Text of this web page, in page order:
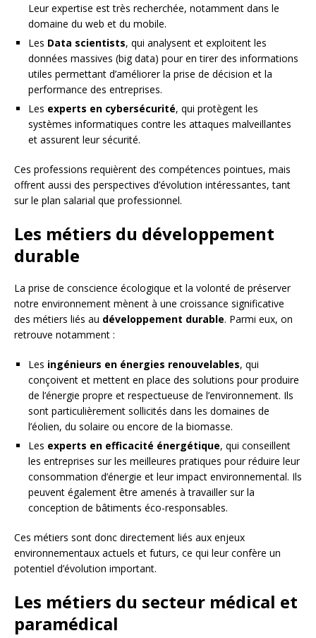
Leur expertise est très recherchée, notamment dans le
domaine du web et du mobile.
Les Data scientists, qui analysent et exploitent les
données massives (big data) pour en tirer des informations
utiles permettant d’améliorer la prise de décision et la
performance des entreprises.
Les experts en cybersécurité, qui protègent les
systèmes informatiques contre les attaques malveillantes
et assurent leur sécurité.
Ces professions requièrent des compétences pointues, mais
offrent aussi des perspectives d’évolution intéressantes, tant
sur le plan salarial que professionnel.
Les métiers du développement
durable
La prise de conscience écologique et la volonté de préserver
notre environnement mènent à une croissance significative
des métiers liés au développement durable. Parmi eux, on
retrouve notamment :
Les ingénieurs en énergies renouvelables, qui
conçoivent et mettent en place des solutions pour produire
de l’énergie propre et respectueuse de l’environnement. Ils
sont particulièrement sollicités dans les domaines de
l’éolien, du solaire ou encore de la biomasse.
Les experts en efficacité énergétique, qui conseillent
les entreprises sur les meilleures pratiques pour réduire leur
consommation d’énergie et leur impact environnemental. Ils
peuvent également être amenés à travailler sur la
conception de bâtiments éco-responsables.
Ces métiers sont donc directement liés aux enjeux
environnementaux actuels et futurs, ce qui leur confère un
potentiel d’évolution important.
Les métiers du secteur médical et
paramédical